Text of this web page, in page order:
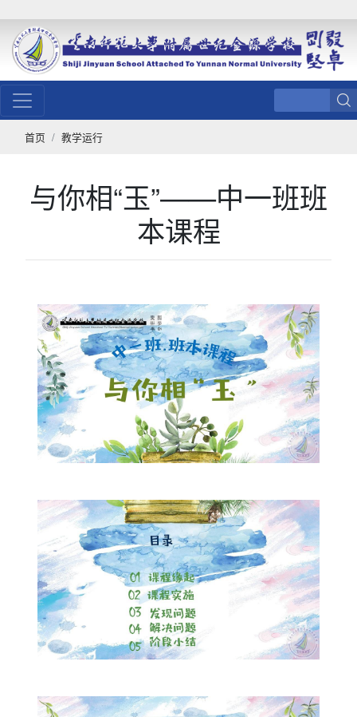
首页 教学运行
与你相“玉”——中一班班
本课程